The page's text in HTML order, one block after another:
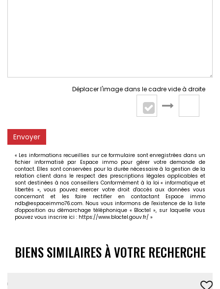
Déplacer l'image dans le cadre vide à droite
Envoyer
« Les informations recueillies sur ce formulaire sont enregistrées dans un
fichier informatisé par Espace immo pour gérer votre demande de
contact. Elles sont conservées pour la durée nécessaire à la gestion de la
relation client dans le respect des prescriptions légales applicables et
sont destinées à nos conseillers Conformément à la loi « informatique et
libertés », vous pouvez exercer votre droit d'accès aux données vous
concernant et les faire rectifier en contactant Espace immo
ndb@espaceimmo76.com. Nous vous informons de l'existence de la liste
d'opposition au démarchage téléphonique « Bloctel », sur laquelle vous
pouvez vous inscrire ici : https://www.bloctel.gouv.fr/ »
BIENS SIMILAIRES À VOTRE RECHERCHE